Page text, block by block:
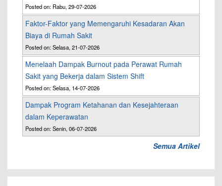
Posted on: Rabu, 29-07-2026
Faktor-Faktor yang Memengaruhi Kesadaran Akan
Biaya di Rumah Sakit
Posted on: Selasa, 21-07-2026
Menelaah Dampak Burnout pada Perawat Rumah
Sakit yang Bekerja dalam Sistem Shift
Posted on: Selasa, 14-07-2026
Dampak Program Ketahanan dan Kesejahteraan
dalam Keperawatan
Posted on: Senin, 06-07-2026
Semua Artikel